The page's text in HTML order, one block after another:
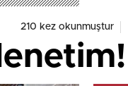
210 kez okunmuştur